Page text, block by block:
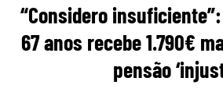
“Considero
67 anos recebe 1.790€
pensão